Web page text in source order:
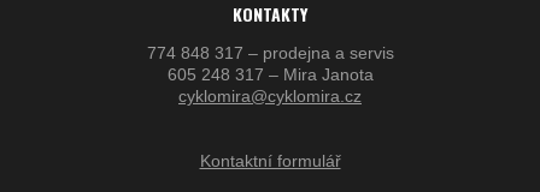
KONTAKTY
774 848 317 – prodejna a servis
605 248 317 – Mira Janota
cyklomira@cyklomira.cz
Kontaktní formulář